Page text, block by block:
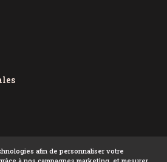
afin de personnaliser votre